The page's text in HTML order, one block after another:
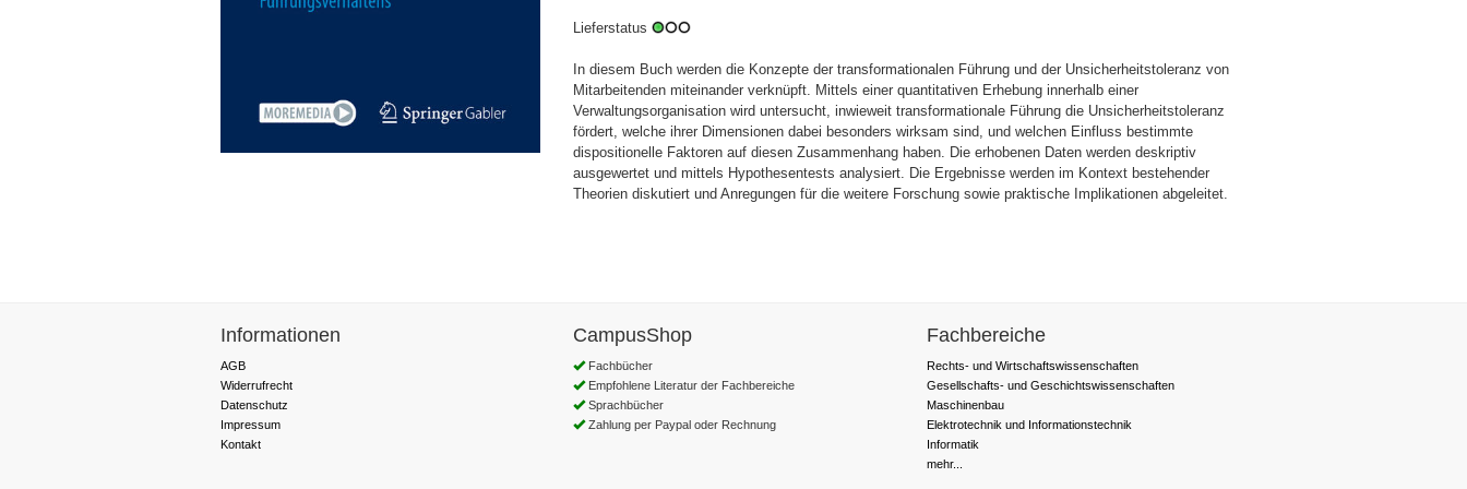
Lieferstatus
In diesem Buch werden die Konzepte der transformationalen Führung und der Unsicherheitstoleranz von
Mitarbeitenden miteinander verknüpft. Mittels einer quantitativen Erhebung innerhalb einer
Verwaltungsorganisation wird untersucht, inwieweit transformationale Führung die Unsicherheitstoleranz
fördert, welche ihrer Dimensionen dabei besonders wirksam sind, und welchen Einfluss bestimmte
dispositionelle Faktoren auf diesen Zusammenhang haben. Die erhobenen Daten werden deskriptiv
ausgewertet und mittels Hypothesentests analysiert. Die Ergebnisse werden im Kontext bestehender
Theorien diskutiert und Anregungen für die weitere Forschung sowie praktische Implikationen abgeleitet.
Informationen
AGB
Widerrufrecht
Datenschutz
Impressum
Kontakt
CampusShop
Fachbücher
Empfohlene Literatur der Fachbereiche
Sprachbücher
Zahlung per Paypal oder Rechnung
Fachbereiche
Rechts- und Wirtschaftswissenschaften
Gesellschafts- und Geschichtswissenschaften
Maschinenbau
Elektrotechnik und Informationstechnik
Informatik
mehr...